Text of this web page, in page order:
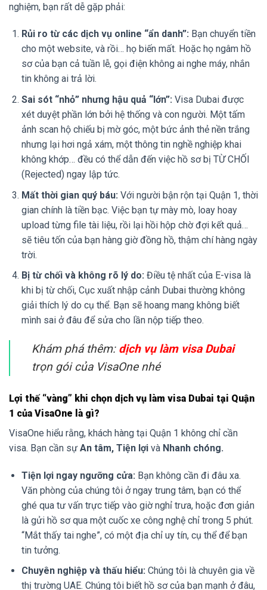
nghiệm, bạn rất dễ gặp phải:
Rủi ro từ các dịch vụ online “ẩn danh”: Bạn chuyển tiền
cho một website, và rồi… họ biến mất. Hoặc họ ngâm hồ
sơ của bạn cả tuần lễ, gọi điện không ai nghe máy, nhắn
tin không ai trả lời.
Sai sót “nhỏ” nhưng hậu quả “lớn”: Visa Dubai được
xét duyệt phần lớn bởi hệ thống và con người. Một tấm
ảnh scan hộ chiếu bị mờ góc, một bức ảnh thẻ nền trắng
nhưng lại hơi ngả xám, một thông tin nghề nghiệp khai
không khớp… đều có thể dẫn đến việc hồ sơ bị TỪ CHỐI
(Rejected) ngay lập tức.
Mất thời gian quý báu: Với người bận rộn tại Quận 1, thời
gian chính là tiền bạc. Việc bạn tự mày mò, loay hoay
upload từng file tài liệu, rồi lại hồi hộp chờ đợi kết quả…
sẽ tiêu tốn của bạn hàng giờ đồng hồ, thậm chí hàng ngày
trời.
Bị từ chối và không rõ lý do: Điều tệ nhất của E-visa là
khi bị từ chối, Cục xuất nhập cảnh Dubai thường không
giải thích lý do cụ thể. Bạn sẽ hoang mang không biết
mình sai ở đâu để sửa cho lần nộp tiếp theo.
Khám phá thêm: dịch vụ làm visa Dubai
trọn gói của VisaOne nhé
Lợi thế “vàng” khi chọn dịch vụ làm visa Dubai tại Quận
1 của VisaOne là gì?
VisaOne hiểu rằng, khách hàng tại Quận 1 không chỉ cần
visa. Bạn cần sự An tâm, Tiện lợi và Nhanh chóng.
Tiện lợi ngay ngưỡng cửa: Bạn không cần đi đâu xa.
Văn phòng của chúng tôi ở ngay trung tâm, bạn có thể
ghé qua tư vấn trực tiếp vào giờ nghỉ trưa, hoặc đơn giản
là gửi hồ sơ qua một cuốc xe công nghệ chỉ trong 5 phút.
“Mắt thấy tai nghe”, có một địa chỉ uy tín, cụ thể để bạn
tin tưởng.
Chuyên nghiệp và thấu hiểu: Chúng tôi là chuyên gia về
thị trường UAE. Chúng tôi biết hồ sơ của bạn mạnh ở đâu,